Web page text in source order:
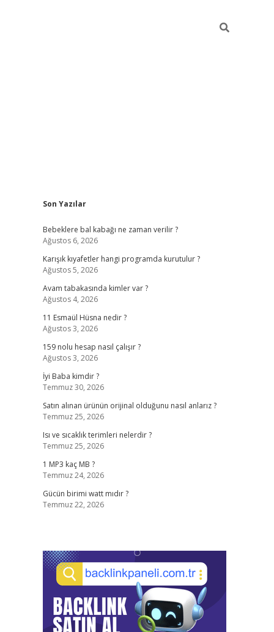
Sidebar
Son Yazılar
Bebeklere bal kabağı ne zaman verilir ?
Ağustos 6, 2026
Karışık kıyafetler hangi programda kurutulur ?
Ağustos 5, 2026
Avam tabakasında kimler var ?
Ağustos 4, 2026
11 Esmaül Hüsna nedir ?
Ağustos 3, 2026
159 nolu hesap nasıl çalışır ?
Ağustos 3, 2026
İyi Baba kimdir ?
Temmuz 30, 2026
Satın alınan ürünün orijinal olduğunu nasıl anlarız ?
Temmuz 25, 2026
Isı ve sıcaklık terimleri nelerdir ?
Temmuz 25, 2026
1 MP3 kaç MB ?
Temmuz 24, 2026
Gücün birimi watt mıdır ?
Temmuz 22, 2026